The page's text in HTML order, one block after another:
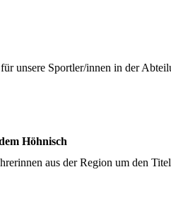
unsere Sportler/innen in der
Höhnisch
aus der Region um den